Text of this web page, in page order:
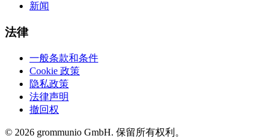
新闻
法律
一般条款和条件
Cookie 政策
隐私政策
法律声明
撤回权
© 2026 grommunio GmbH. 保留所有权利。